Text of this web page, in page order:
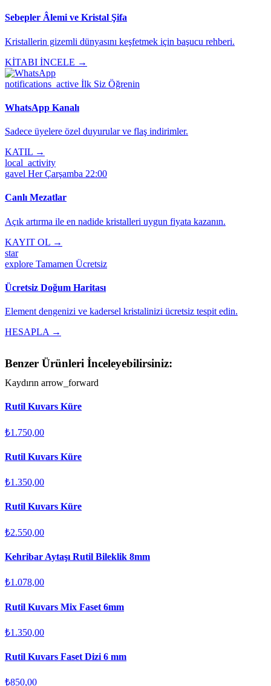
Sebepler Âlemi ve Kristal Şifa
Kristallerin gizemli dünyasını keşfetmek için başucu rehberi.
KİTABI İNCELE →
notifications_active İlk Siz Öğrenin
WhatsApp Kanalı
Sadece üyelere özel duyurular ve flaş indirimler.
KATIL →
local_activity
gavel Her Çarşamba 22:00
Canlı Mezatlar
Açık artırma ile en nadide kristalleri uygun fiyata kazanın.
KAYIT OL →
star
explore Tamamen Ücretsiz
Ücretsiz Doğum Haritası
Element dengenizi ve kadersel kristalinizi ücretsiz tespit edin.
HESAPLA →
Benzer Ürünleri İnceleyebilirsiniz:
Kaydırın arrow_forward
Rutil Kuvars Küre
₺1.750,00
Rutil Kuvars Küre
₺1.350,00
Rutil Kuvars Küre
₺2.550,00
Kehribar Aytaşı Rutil Bileklik 8mm
₺1.078,00
Rutil Kuvars Mix Faset 6mm
₺1.350,00
Rutil Kuvars Faset Dizi 6 mm
₺850,00